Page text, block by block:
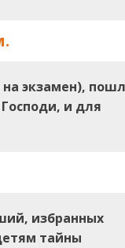
на экзамен),
и для
избранных
тайны